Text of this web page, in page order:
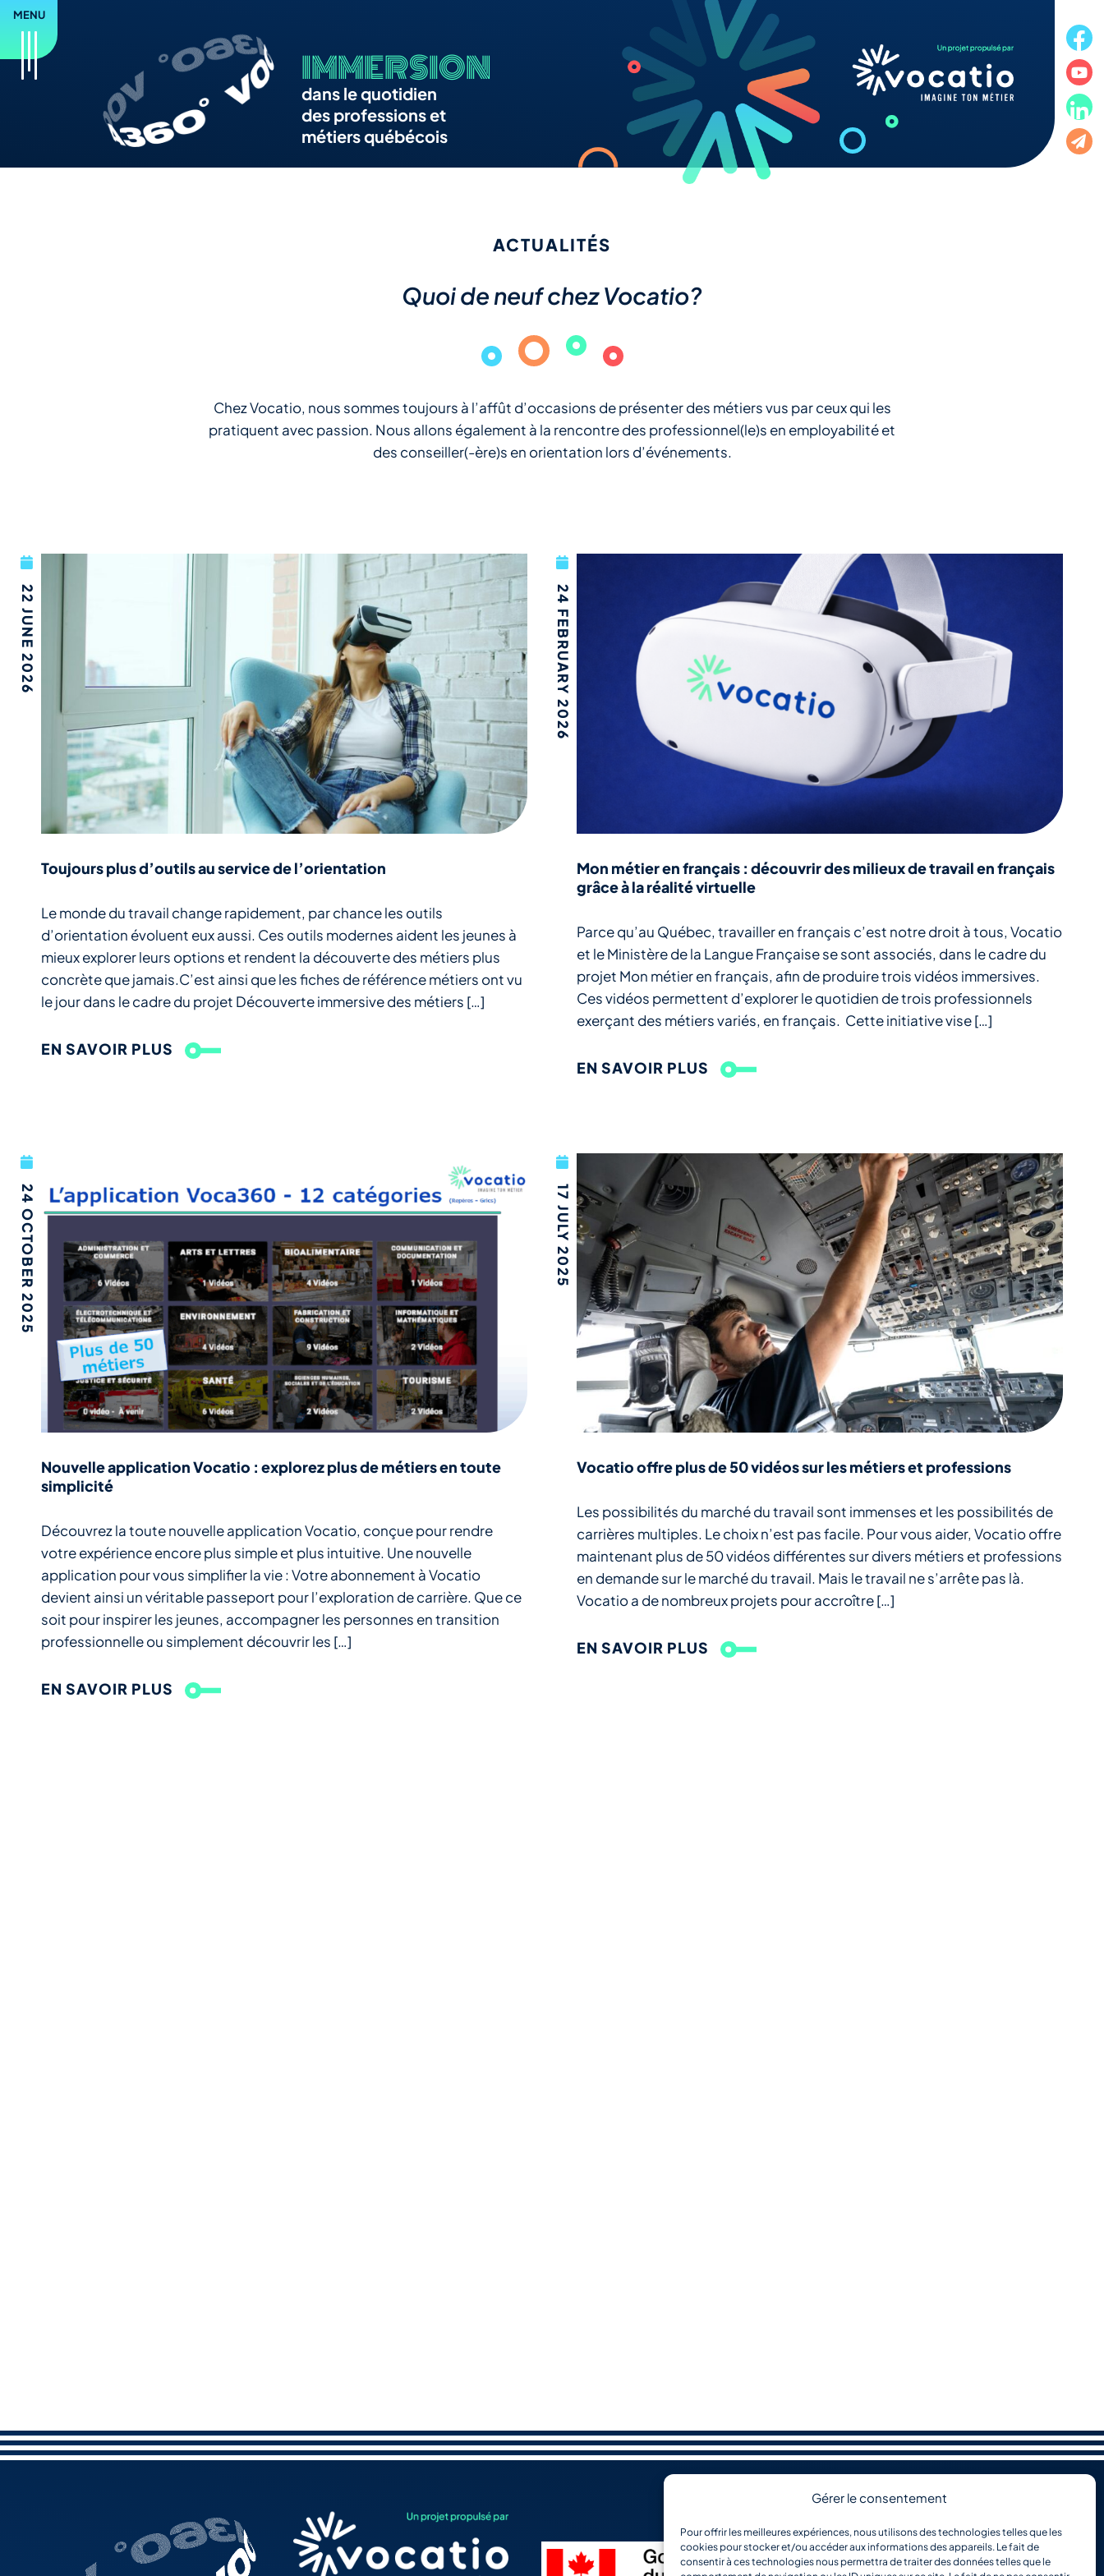
Gérer le consentement
Pour offrir les meilleures expériences, nous utilisons des technologies telles que les
cookies pour stocker et/ou accéder aux informations des appareils. Le fait de
consentir à ces technologies nous permettra de traiter des données telles que le
IMMERSION
dans le quotidien
des professions et
métiers québécois
ACTUALITÉS
Quoi de neuf chez Vocatio?
Chez Vocatio, nous sommes toujours à l’affût d’occasions de présenter des métiers vus par ceux qui les
pratiquent avec passion. Nous allons également à la rencontre des professionnel(le)s en employabilité et
des conseiller(-ère)s en orientation lors d’événements.
22 JUNE 2026
Toujours plus d’outils au service de l’orientation
Le monde du travail change rapidement, par chance les outils
d’orientation évoluent eux aussi. Ces outils modernes aident les jeunes à
mieux explorer leurs options et rendent la découverte des métiers plus
concrète que jamais.C’est ainsi que les fiches de référence métiers ont vu
le jour dans le cadre du projet Découverte immersive des métiers […]
EN SAVOIR PLUS
24 FEBRUARY 2026
Mon métier en français : découvrir des milieux de travail en français
grâce à la réalité virtuelle
Parce qu’au Québec, travailler en français c’est notre droit à tous, Vocatio
et le Ministère de la Langue Française se sont associés, dans le cadre du
projet Mon métier en français, afin de produire trois vidéos immersives.
Ces vidéos permettent d’explorer le quotidien de trois professionnels
exerçant des métiers variés, en français. Cette initiative vise […]
EN SAVOIR PLUS
24 OCTOBER 2025
Nouvelle application Vocatio : explorez plus de métiers en toute
simplicité
Découvrez la toute nouvelle application Vocatio, conçue pour rendre
votre expérience encore plus simple et plus intuitive. Une nouvelle
application pour vous simplifier la vie : Votre abonnement à Vocatio
devient ainsi un véritable passeport pour l’exploration de carrière. Que ce
soit pour inspirer les jeunes, accompagner les personnes en transition
professionnelle ou simplement découvrir les […]
EN SAVOIR PLUS
17 JULY 2025
Vocatio offre plus de 50 vidéos sur les métiers et professions
Les possibilités du marché du travail sont immenses et les possibilités de
carrières multiples. Le choix n’est pas facile. Pour vous aider, Vocatio offre
maintenant plus de 50 vidéos différentes sur divers métiers et professions
en demande sur le marché du travail. Mais le travail ne s’arrête pas là.
Vocatio a de nombreux projets pour accroître […]
EN SAVOIR PLUS